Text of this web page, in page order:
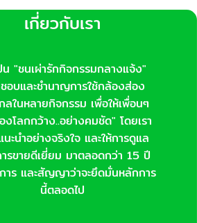
เกี่ยวกับเรา
น "ชนเผ่ารักกิจกรรมกลางแจ้ง"
อบและชำนาญการใช้กล้องส่อง
ลในหลายกิจกรรม เพื่อให้เพื่อนๆ
งโลกกว้าง..อย่างคมชัด" โดยเรา
นะนำอย่างจริงใจ และให้การดูแล
รขายดีเยี่ยม มาตลอดกว่า 15 ปี
าร และสัญญาว่าจะยึดมั่นหลักการ
นี้ตลอดไป